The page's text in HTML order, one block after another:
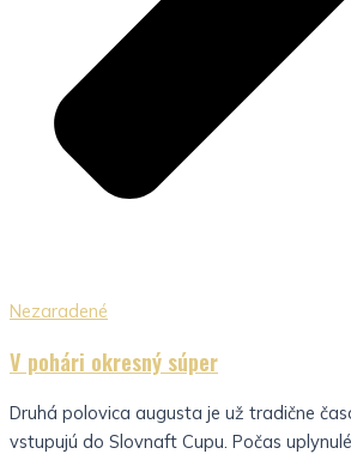
Nezaradené
V pohári okresný súper
Druhá polovica augusta je už tradične
vstupujú do Slovnaft Cupu. Počas